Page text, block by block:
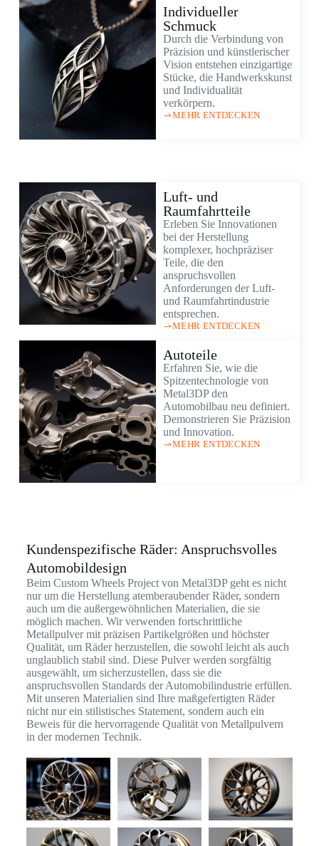
Individueller
Schmuck
Durch die Verbindung von
Präzision und künstlerischer
Vision entstehen einzigartige
Stücke, die Handwerkskunst
und Individualität
verkörpern.
MEHR ENTDECKEN
Luft- und
Raumfahrtteile
Erleben Sie Innovationen
bei der Herstellung
komplexer, hochpräziser
Teile, die den
anspruchsvollen
Anforderungen der Luft-
und Raumfahrtindustrie
entsprechen.
MEHR ENTDECKEN
Autoteile
Erfahren Sie, wie die
Spitzentechnologie von
Metal3DP den
Automobilbau neu definiert.
Demonstrieren Sie Präzision
und Innovation.
MEHR ENTDECKEN
Kundenspezifische Räder: Anspruchsvolles
Automobildesign
Beim Custom Wheels Project von Metal3DP geht es nicht
nur um die Herstellung atemberaubender Räder, sondern
auch um die außergewöhnlichen Materialien, die sie
möglich machen. Wir verwenden fortschrittliche
Metallpulver mit präzisen Partikelgrößen und höchster
Qualität, um Räder herzustellen, die sowohl leicht als auch
unglaublich stabil sind. Diese Pulver werden sorgfältig
ausgewählt, um sicherzustellen, dass sie die
anspruchsvollen Standards der Automobilindustrie erfüllen.
Mit unseren Materialien sind Ihre maßgefertigten Räder
nicht nur ein stilistisches Statement, sondern auch ein
Beweis für die hervorragende Qualität von Metallpulvern
in der modernen Technik.